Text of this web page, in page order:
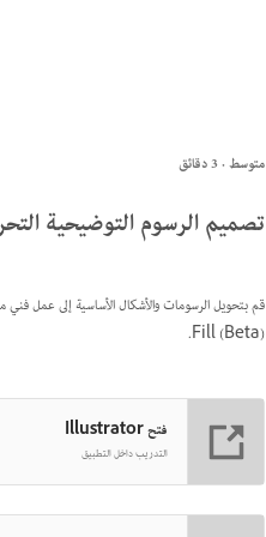
متوسط · 3 دقائق
تصميم الرسوم التوضيحية
Fill (Beta).
فتح Illustrator
التدريب داخل التطبيق